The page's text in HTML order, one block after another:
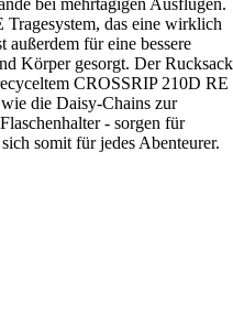
bei mehrtägigen Ausflügen.
das eine wirklich
für eine bessere
Körper gesorgt. Der Rucksack
CROSSRIP 210D RE
die Daisy-Chains zur
- sorgen für
somit für jedes Abenteurer.